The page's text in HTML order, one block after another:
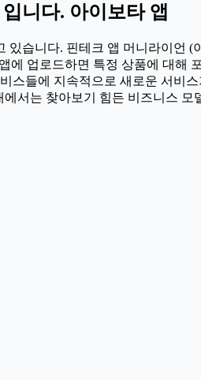
니다. 아이보타 앱
습니다. 핀테크 앱 머니라이언
에 업로드하면 특정 상품에 대
스들에 지속적으로 새로운 서비
서는 찾아보기 힘든 비즈니스